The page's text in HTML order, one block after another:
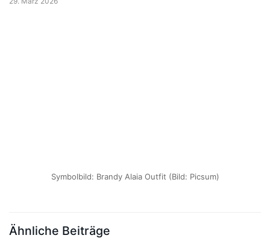
Symbolbild: Brandy Alaia Outfit (Bild: Picsum)
Ähnliche Beiträge